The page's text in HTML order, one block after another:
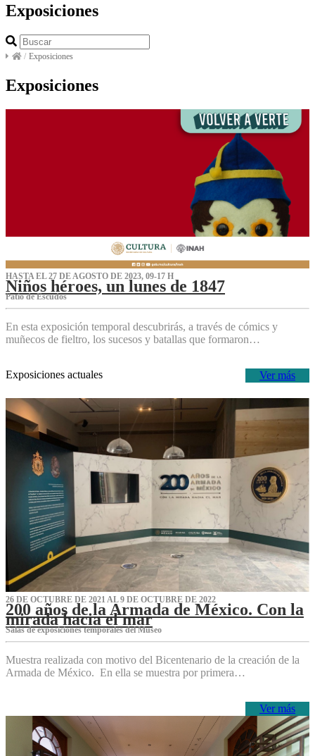
Exposiciones
/ Exposiciones
Exposiciones
HASTA EL 27 DE AGOSTO DE 2023, 09-17 H
Niños héroes, un lunes de 1847
Patio de Escudos
En esta exposición temporal descubrirás, a través de cómics y
muñecos de fieltro, los sucesos y batallas que formaron…
Ver más
Exposiciones actuales
26 DE OCTUBRE DE 2021 AL 9 DE OCTUBRE DE 2022
200 años de la Armada de México. Con la
mirada hacia el mar
Salas de exposiciones temporales del Museo‌
Muestra realizada con motivo del Bicentenario de la creación de la
Armada de México. En ella se muestra por primera…
Ver más